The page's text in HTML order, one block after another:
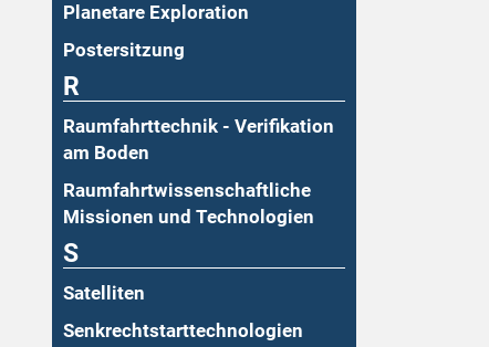
Planetare Exploration
Postersitzung
R
Raumfahrttechnik - Verifikation
am Boden
Raumfahrtwissenschaftliche
Missionen und Technologien
S
Satelliten
Senkrechtstarttechnologien